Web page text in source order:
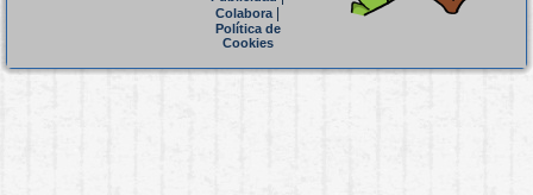
Colabora|
Política de
Cookies